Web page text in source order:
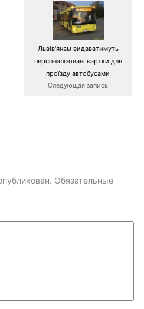
Львів'янам видаватимуть
персоналізовані картки для
проїзду автобусами
Следующая запись
Обязательные